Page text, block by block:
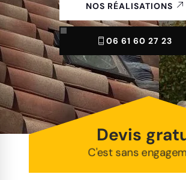
NOS RÉALISATIONS
06 61 60 27 23
Devis
C'est sans